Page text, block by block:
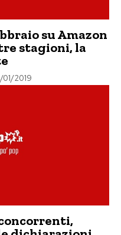
su Amazon
stagioni, la
01/2019